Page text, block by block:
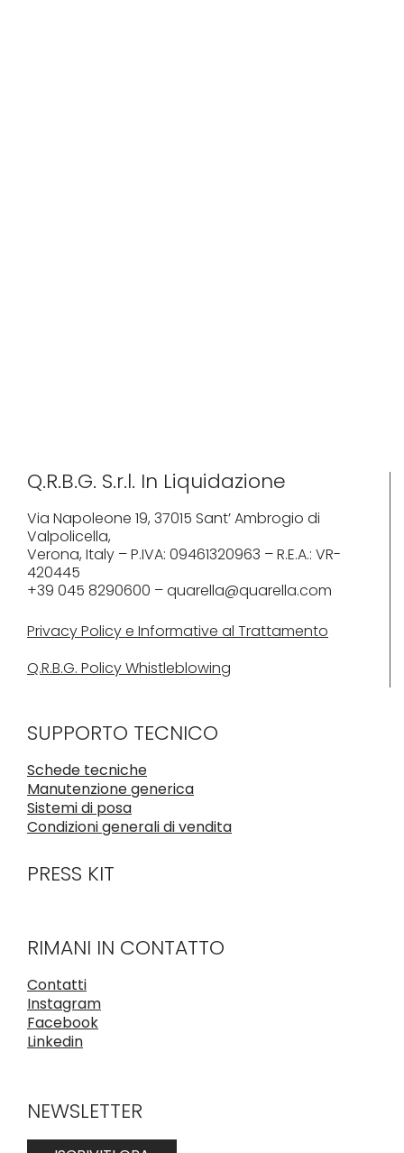
Q.R.B.G. S.r.l. In Liquidazione
Via Napoleone 19, 37015 Sant’ Ambrogio di
Valpolicella,
Verona, Italy – P.IVA: 09461320963 – R.E.A.: VR-
420445
+39 045 8290600 – quarella@quarella.com
Privacy Policy e Informative al Trattamento
Q.R.B.G. Policy Whistleblowing
SUPPORTO TECNICO
Schede tecniche
Manutenzione generica
Sistemi di posa
Condizioni generali di vendita
PRESS KIT
RIMANI IN CONTATTO
Contatti
Instagram
Facebook
Linkedin
NEWSLETTER